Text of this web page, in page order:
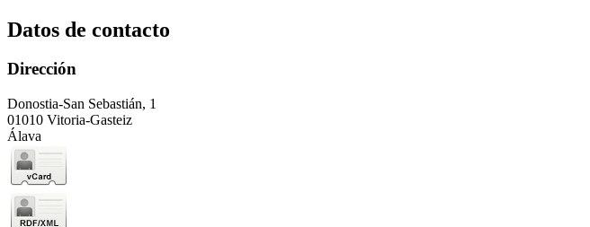
Datos de contacto
Dirección
Donostia-San Sebastián, 1
01010 Vitoria-Gasteiz
Álava